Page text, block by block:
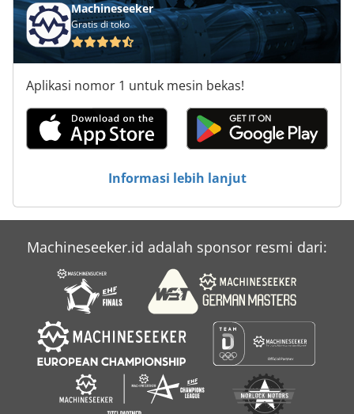
Machineseeker
Gratis di toko
Aplikasi nomor 1 untuk mesin bekas!
Informasi lebih lanjut
Machineseeker.id adalah sponsor resmi dari: